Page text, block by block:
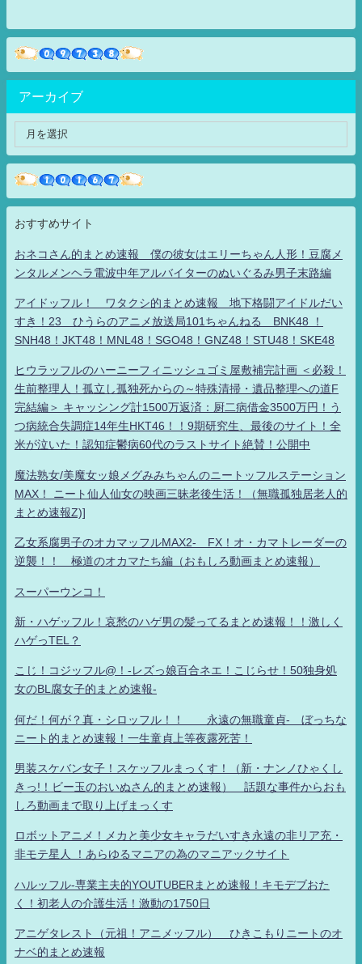
アーカイブ
おすすめサイト
おネコさん的まとめ速報 僕の彼女はエリーちゃん人形！豆腐メ
ンタルメンヘラ電波中年アルバイターのぬいぐるみ男子末路編
アイドッフル！ ワタクシ的まとめ速報 地下格闘アイドルだい
すき！23 ひうらのアニメ放送局101ちゃんねる BNK48 ！
SNH48！JKT48！MNL48！SGO48！GNZ48！STU48！SKE48
ヒウラッフルのハーニーフィニッシュゴミ屋敷補完計画 ＜必殺！
生前整理人！孤立し孤独死からの～特殊清掃・遺品整理への道F
完結編＞ キャッシング計1500万返済：厨二病借金3500万円！う
つ病統合失調症14年生HKT46！！9期研究生、最後のサイト！全
米が泣いた！認知症鬱病60代のラストサイト絶賛！公開中
魔法熟女/美魔女ッ娘メグみみちゃんのニートッフルステーション
MAX！ ニート仙人仙女の映画三昧老後生活！（無職孤独居老人的
まとめ速報Z)]
乙女系腐男子のオカマッフルMAX2- FX！オ・カマトレーダーの
逆襲！！ 極道のオカマたち編（おもしろ動画まとめ速報）
スーパーウンコ！
新・ハゲッフル！哀愁のハゲ男の髪ってるまとめ速報！！激しく
ハゲっTEL？
こじ！コジッフル@！-レズっ娘百合ネエ！こじらせ！50独身処
女のBL腐女子的まとめ速報-
何だ！何が？真・シロッフル！！ 永遠の無職童貞- ぼっちな
ニート的まとめ速報！一生童貞上等夜露死苦！
男装スケバン女子！スケッフルまっくす！（新・ナンノひゃくし
きっ!！ビー玉のおいぬさん的まとめ速報） 話題な事件からおも
しろ動画まで取り上げまっくす
ロボットアニメ！メカと美少女キャラだいすき永遠の非リア充・
非モテ星人 ！あらゆるマニアの為のマニアックサイト
ハルッフル-専業主夫的YOUTUBERまとめ速報！キモデブおた
く！初老人の介護生活！激動の1750日
アニゲタレスト（元祖！アニメッフル） ひきこもりニートのオ
ナベ的まとめ速報